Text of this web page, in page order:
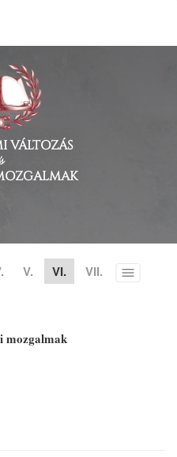
VÁLTOZÁS
V. VI. VII. Toggle
mozgalmak